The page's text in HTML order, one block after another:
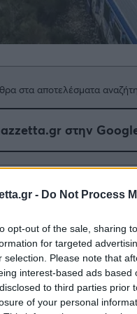
- Do Not Process
opt-out of the sale, sharing
for targeted
selection. Please note that
interest-based ads
to third parties prior
of your personal
στα αποτελέσματα
στην
πυρόσφαιρα
απαντά πως
Πολυτεχνείου
τη σφοδρή